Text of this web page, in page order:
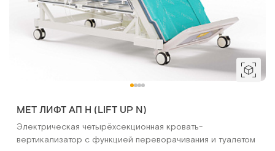
МЕТ ЛИФТ АП Н (LIFT UP N)
Электрическая четырёхсекционная кровать-
вертикализатор с функцией переворачивания и туалетом